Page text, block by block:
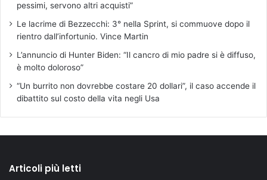
pessimi, servono altri acquisti”
Le lacrime di Bezzecchi: 3° nella Sprint, si commuove dopo il
rientro dall’infortunio. Vince Martin
L’annuncio di Hunter Biden: “Il cancro di mio padre si è diffuso,
è molto doloroso”
“Un burrito non dovrebbe costare 20 dollari”, il caso accende il
dibattito sul costo della vita negli Usa
Articoli più letti